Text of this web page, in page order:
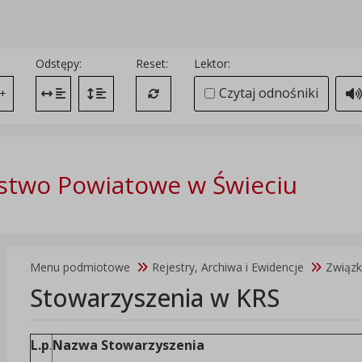
Odstępy:
Zmień odstęp między literami
Zmień interlinię i margines między paragrafami
Reset:
Przywróć ustawienia domyślne
Lektor:
Czytaj odnośniki
Powiatowe w Świeciu
Menu podmiotowe Rejestry, Archiwa i Ewidencje
Stowarzyszenia w KRS
L.p.Nazwa Stowarzyszenia